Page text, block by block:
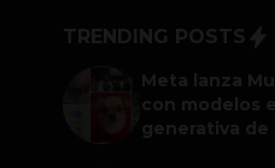
TRENDING POSTS
Meta lanza
con modelos
generativa de